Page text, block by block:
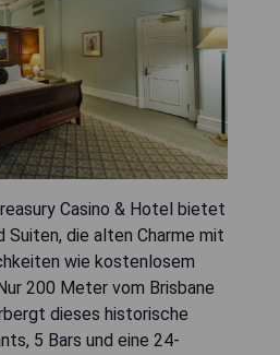
Casino & Hotel bietet
Suiten, die alten Charme mit
wie kostenlosem
200 Meter vom Brisbane
dieses historische
5 Bars und eine 24-